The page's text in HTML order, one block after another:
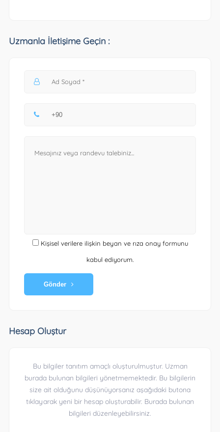
Uzmanla İletişime Geçin :
Kişisel verilere ilişkin beyan ve rıza onay formunu
kabul ediyorum.
Gönder
Hesap Oluştur
Bu bilgiler tanıtım amaçlı oluşturulmuştur. Uzman
burada bulunan bilgileri yönetmemektedir. Bu bilgilerin
size ait olduğunu düşünüyorsanız aşağıdaki butona
tıklayarak yeni bir hesap oluşturabilir. Burada bulunan
bilgileri düzenleyebilirsiniz.